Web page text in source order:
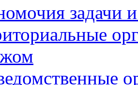
задачи